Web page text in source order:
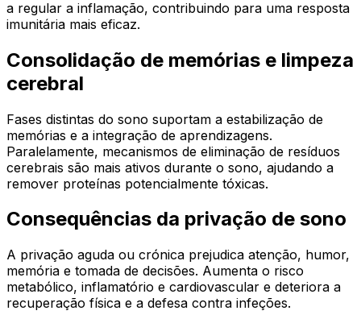
a regular a inflamação, contribuindo para uma resposta
imunitária mais eficaz.
Consolidação de memórias e limpeza
cerebral
Fases distintas do sono suportam a estabilização de
memórias e a integração de aprendizagens.
Paralelamente, mecanismos de eliminação de resíduos
cerebrais são mais ativos durante o sono, ajudando a
remover proteínas potencialmente tóxicas.
Consequências da privação de sono
A privação aguda ou crónica prejudica atenção, humor,
memória e tomada de decisões. Aumenta o risco
metabólico, inflamatório e cardiovascular e deteriora a
recuperação física e a defesa contra infeções.